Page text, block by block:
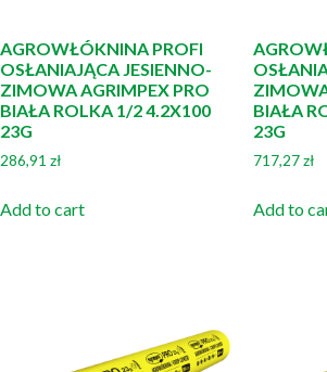
AGROWŁÓKNINA PROFI
OSŁANIAJĄCA JESIENNO-
ZIMOWA AGRIMPEX PRO
BIAŁA ROLKA 1/2 4.2X100
23G
286,91 zł
Add to cart
BIAŁA
23G
717,27zł
Add to